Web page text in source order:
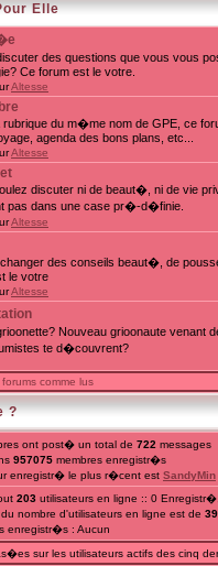
Elle
des questions que vous vous
Ce forum est le votre.
Altesse
rubrique du m�me nom de GPE, ce
agenda des bons plans, etc...
Altesse
discuter ni de beaut�, ni de vie
pas dans une case pr�-d�finie.
Altesse
des conseils beaut�, de
le votre
Altesse
Nouveau grioonaute
te d�couvrent?
comme lus
?
ont post� un total de 722 messages
957075 membres enregistr�s
enregistr� le plus r�cent est SandyMin
203 utilisateurs en ligne :: 0
nombre d'utilisateurs en ligne est de
enregistr�s : Aucun
sur les utilisateurs actifs des cinq